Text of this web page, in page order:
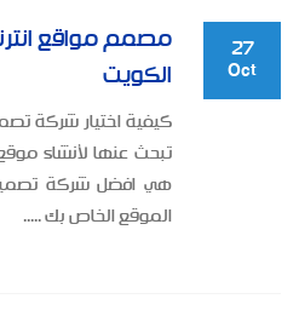
27
Oct
مصمم مواقع
الكويت
كيفية اختيار شركة
تبحث عنها لأنشاء
هي افضل شركة
الموقع الخاص بك .....